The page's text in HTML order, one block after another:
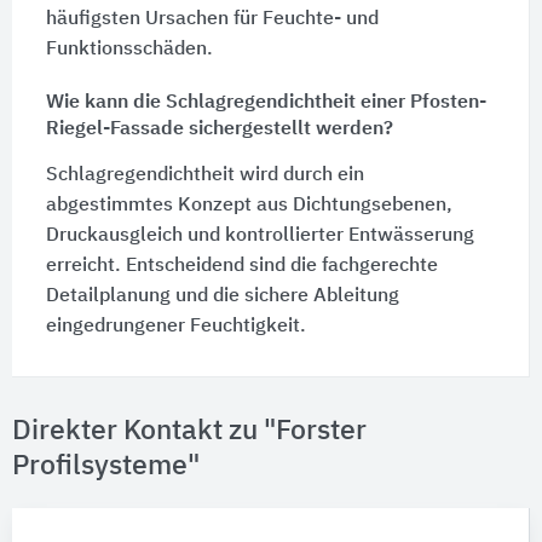
häufigsten Ursachen für Feuchte- und
Funktionsschäden.
Wie kann die Schlagregendichtheit einer Pfosten-
Riegel-Fassade sichergestellt werden?
Schlagregendichtheit wird durch ein
abgestimmtes Konzept aus Dichtungsebenen,
Druckausgleich und kontrollierter Entwässerung
erreicht. Entscheidend sind die fachgerechte
Detailplanung und die sichere Ableitung
eingedrungener Feuchtigkeit.
Direkter Kontakt zu "Forster
Profilsysteme"